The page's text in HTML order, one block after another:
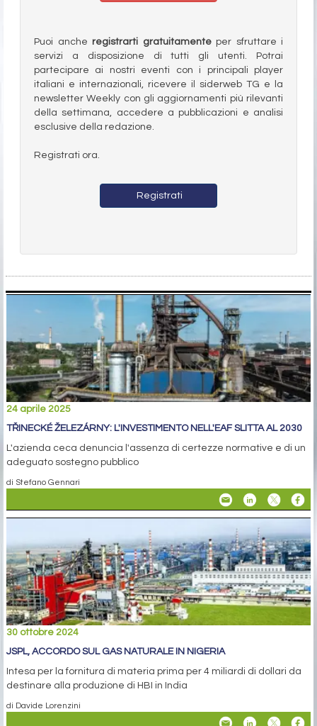
Puoi anche registrarti gratuitamenteper sfruttare i
servizi a disposizione di tutti gli utenti. Potrai
partecipare ai nostri eventi con i principali player
italiani e internazionali, ricevere il siderweb TG e la
newsletter Weekly con gli aggiornamenti più rilevanti
della settimana, accedere a pubblicazioni e analisi
esclusive della redazione.
Registrati ora.
Registrati
24 aprile 2025
TŘINECKÉ ŽELEZÁRNY: L'INVESTIMENTO NELL'EAF SLITTA AL 2030
L'azienda ceca denuncia l'assenza di certezze normative e di un
adeguato sostegno pubblico
di Stefano Gennari
30 ottobre 2024
JSPL, ACCORDO SUL GAS NATURALE IN NIGERIA
Intesa per la fornitura di materia prima per 4 miliardi di dollari da
destinare alla produzione di HBI in India
di Davide Lorenzini